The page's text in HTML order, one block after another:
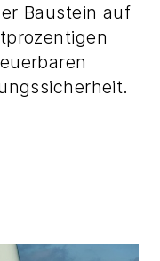
Baustein auf